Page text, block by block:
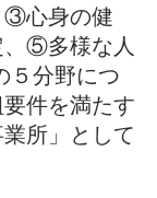
③心身の健
⑤多様な人
５分野につ
件を満たす
所」として